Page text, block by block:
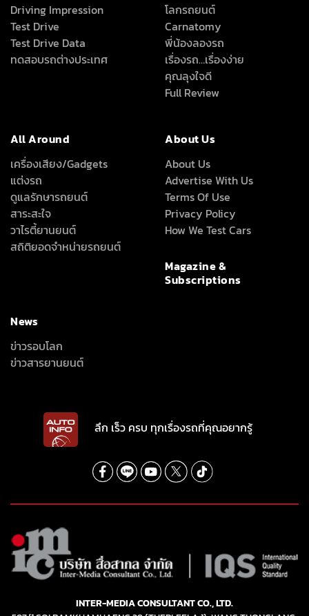
Driving Impression
Test Drive
Test Drive Data
ทดสอบรถต่างประเทศ
โลกรถยนต์
Carnatomy
พี่น้องลองรถ
เรื่องรถ…เรื่องง่าย
คุณลุงใจดี
Full Review
All Around
เครื่องเสียง/Gadgets
แต่งรถ
ดูแลรักษารถยนต์
สาระสะใจ
วาไรตี้ยานยนต์
สถิติยอดจำหน่ายรถยนต์
About Us
About Us
Advertise With Us
Terms Of Use
Privacy Policy
How We Test Cars
Magazine &
Subscriptions
News
ข่าวรอบโลก
ข่าวสารยานยนต์
ลึก เร็ว ครบ ทุกเรื่องรถที่คุณอยากรู้
INTER-MEDIA CONSULTANT CO., LTD.